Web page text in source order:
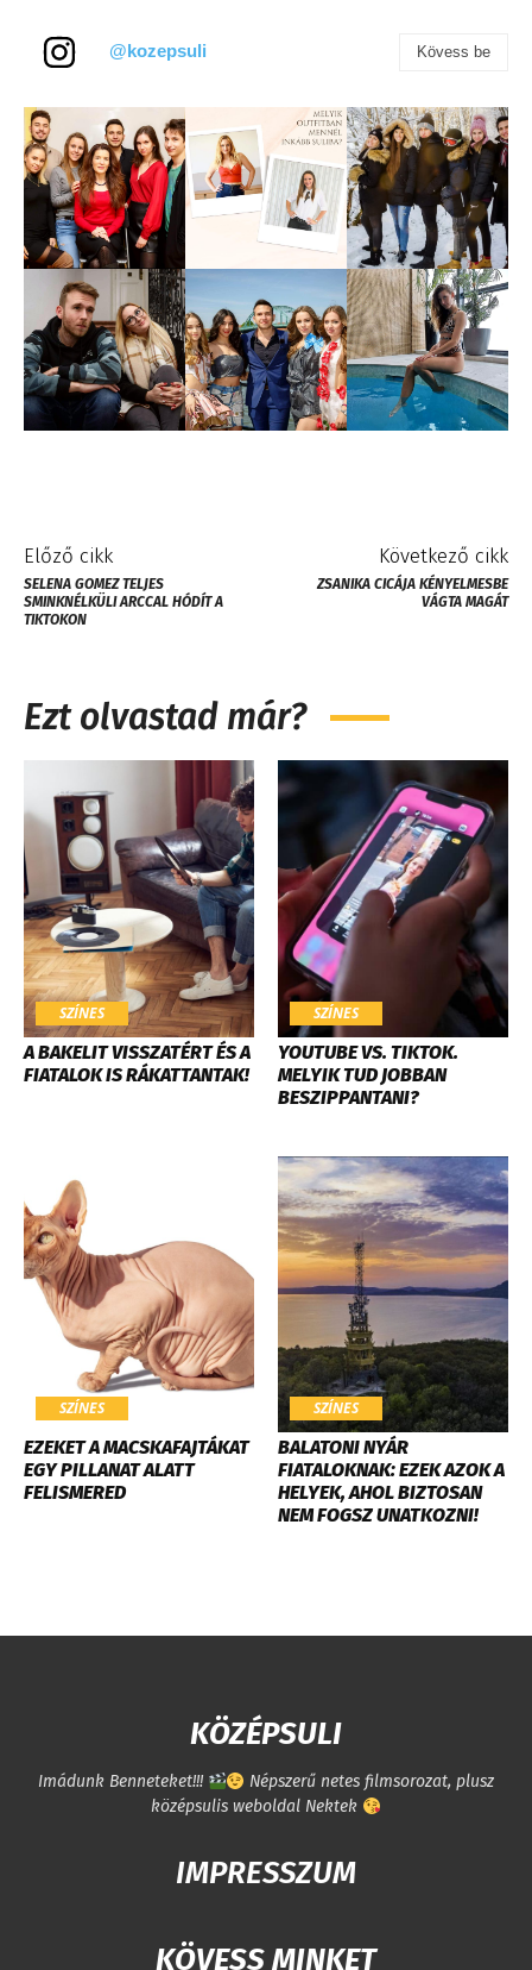
@kozepsuli Kövess be
Előző cikk
SELENA GOMEZ TELJES
SMINKNÉLKÜLI ARCCAL HÓDÍT A
TIKTOKON
Következő cikk
ZSANIKA CICÁJA KÉNYELMESBE
VÁGTA MAGÁT
Ezt olvastad már?
SZÍNES
A BAKELIT VISSZATÉRT ÉS A
FIATALOK IS RÁKATTANTAK!
SZÍNES
YOUTUBE VS. TIKTOK.
MELYIK TUD JOBBAN
BESZIPPANTANI?
SZÍNES
EZEKET A MACSKAFAJTÁKAT
EGY PILLANAT ALATT
FELISMERED
SZÍNES
BALATONI NYÁR
FIATALOKNAK: EZEK AZOK A
HELYEK, AHOL BIZTOSAN
NEM FOGSZ UNATKOZNI!
KÖZÉPSULI
Imádunk Benneteket!!!
Népszerű netes filmsorozat, plusz
középsulis weboldal Nektek
IMPRESSZUM
KÖVESS MINKET